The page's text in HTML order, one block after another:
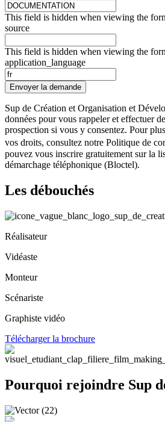
This field is hidden when viewing the
source
This field is hidden when viewing the
application_language
Envoyer la demande
Sup de Création et Organisation et
données pour vous rappeler et effectuer
prospection si vous y consentez. Pour
vos droits, consultez notre Politique de
pouvez vous inscrire gratuitement sur la
démarchage téléphonique (Bloctel).
Les débouchés
Réalisateur
Vidéaste
Monteur
Scénariste
Graphiste vidéo
Télécharger la brochure
Pourquoi rejoindre Sup